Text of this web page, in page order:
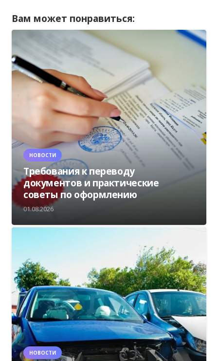
Вам может понравиться:
НОВОСТИ
Требования к переводу
документов и практические
советы по оформлению
01.08.2026
НОВОСТИ